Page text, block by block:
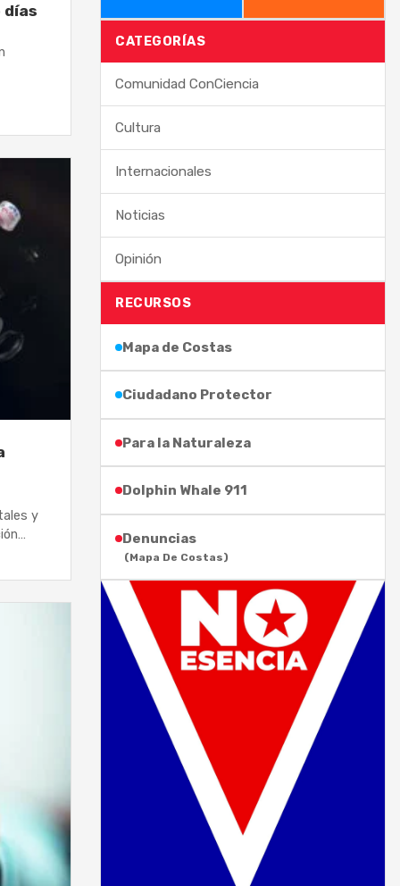
días
y
CATEGORÍAS
Comunidad ConCiencia
Cultura
Internacionales
Noticias
Opinión
RECURSOS
Mapa de Costas
Ciudadano Protector
Para la Naturaleza
Dolphin Whale 911
Denuncias
(Mapa De Costas)